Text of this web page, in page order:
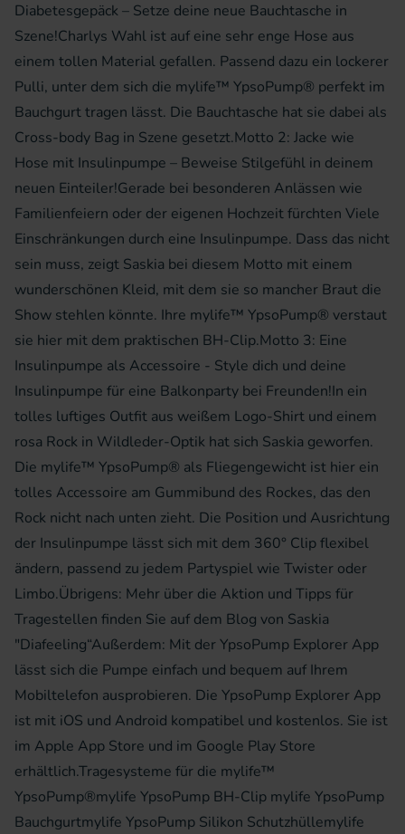
Diabetesgepäck – Setze deine neue Bauchtasche in
Szene!Charlys Wahl ist auf eine sehr enge Hose aus
einem tollen Material gefallen. Passend dazu ein lockerer
Pulli, unter dem sich die mylife™ YpsoPump® perfekt im
Bauchgurt tragen lässt. Die Bauchtasche hat sie dabei als
Cross-body Bag in Szene gesetzt.Motto 2: Jacke wie
Hose mit Insulinpumpe – Beweise Stilgefühl in deinem
neuen Einteiler!Gerade bei besonderen Anlässen wie
Familienfeiern oder der eigenen Hochzeit fürchten Viele
Einschränkungen durch eine Insulinpumpe. Dass das nicht
sein muss, zeigt Saskia bei diesem Motto mit einem
wunderschönen Kleid, mit dem sie so mancher Braut die
Show stehlen könnte. Ihre mylife™ YpsoPump® verstaut
sie hier mit dem praktischen BH-Clip.Motto 3: Eine
Insulinpumpe als Accessoire - Style dich und deine
Insulinpumpe für eine Balkonparty bei Freunden!In ein
tolles luftiges Outfit aus weißem Logo-Shirt und einem
rosa Rock in Wildleder-Optik hat sich Saskia geworfen.
Die mylife™ YpsoPump® als Fliegengewicht ist hier ein
tolles Accessoire am Gummibund des Rockes, das den
Rock nicht nach unten zieht. Die Position und Ausrichtung
der Insulinpumpe lässt sich mit dem 360° Clip flexibel
ändern, passend zu jedem Partyspiel wie Twister oder
Limbo.Übrigens: Mehr über die Aktion und Tipps für
Tragestellen finden Sie auf dem Blog von Saskia
"Diafeeling“Außerdem: Mit der YpsoPump Explorer App
lässt sich die Pumpe einfach und bequem auf Ihrem
Mobiltelefon ausprobieren. Die YpsoPump Explorer App
ist mit iOS und Android kompatibel und kostenlos. Sie ist
im Apple App Store und im Google Play Store
erhältlich.Tragesysteme für die mylife™
YpsoPump®mylife YpsoPump BH-Clip mylife YpsoPump
Bauchgurtmylife YpsoPump Silikon Schutzhüllemylife